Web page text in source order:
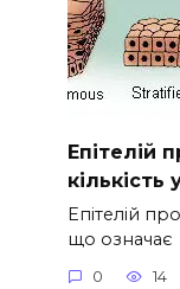
Епітелій
кількість
Епітелій
що означає
0 14